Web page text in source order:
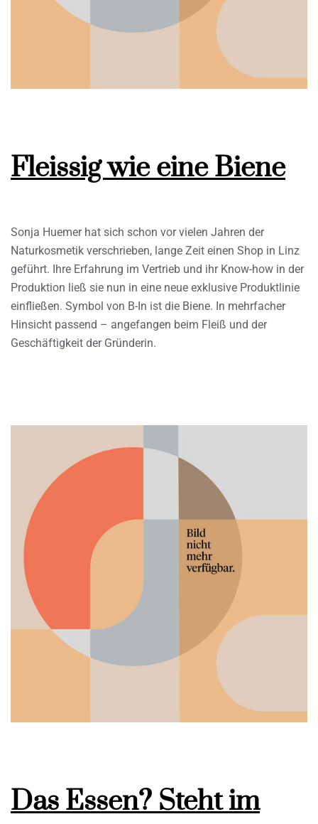
Fleissig wie eine Biene
Sonja Huemer hat sich schon vor vielen Jahren der
Naturkosmetik verschrieben, lange Zeit einen Shop in Linz
geführt. Ihre Erfahrung im Vertrieb und ihr Know-how in der
Produktion ließ sie nun in eine neue exklusive Produktlinie
einfließen. Symbol von B-In ist die Biene. In mehrfacher
Hinsicht passend – angefangen beim Fleiß und der
Geschäftigkeit der Gründerin.
Das Essen? Steht im